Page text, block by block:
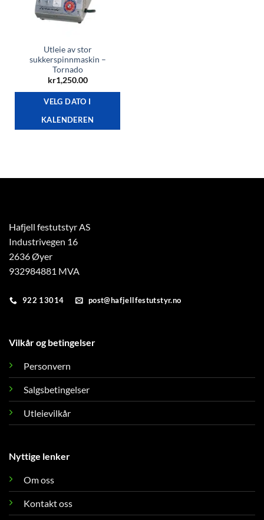
Utleie av stor
sukkerspinnmaskin –
Tornado
kr1,250.00
VELG DATO I
KALENDEREN
Hafjell festutstyr AS
Industrivegen 16
2636 Øyer
932984881 MVA
922 13014 post@hafjellfestutstyr.no
Vilkår og betingelser
Personvern
Salgsbetingelser
Utleievilkår
Nyttige lenker
Om oss
Kontakt oss